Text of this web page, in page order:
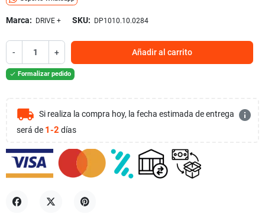
Marca: DRIVE + SKU: DP1010.10.0284
- + Añadir al carrito
 Formalizar pedido
local_shipping Si realiza la compra hoy, la fecha estimada de entrega
será de 1-2 días
info